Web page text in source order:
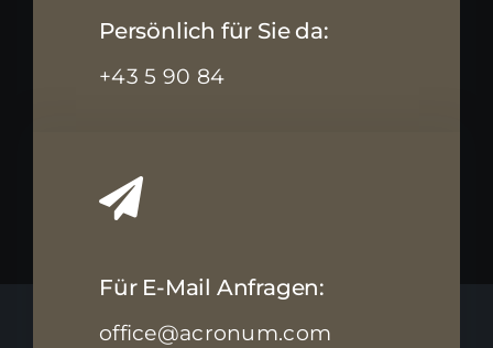
Persönlich für Sie da:
+43 5 90 84
Für E-Mail Anfragen:
office@acronum.com